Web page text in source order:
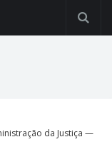
da Justiça —